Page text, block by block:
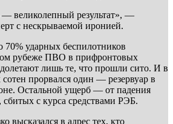
великолепный результат», —
с нескрываемой иронией.
70% ударных беспилотников
рубеже ПВО в прифронтовых
лишь те, что прошли сито. И в
сотен прорвался один — резервуар в
Остальной ущерб — от падения
сбитых с курса средствами РЭБ.
высказался в адрес тех, кто